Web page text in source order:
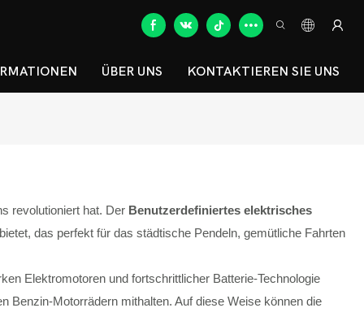
ÜBER UNS KONTAKTIEREN SIE UNS
revolutioniert hat. Der Benutzerdefiniertes elektrisches
das perfekt für das städtische Pendeln, gemütliche Fahrten
Elektromotoren und fortschrittlicher Batterie-Technologie
Benzin-Motorrädern mithalten. Auf diese Weise können die